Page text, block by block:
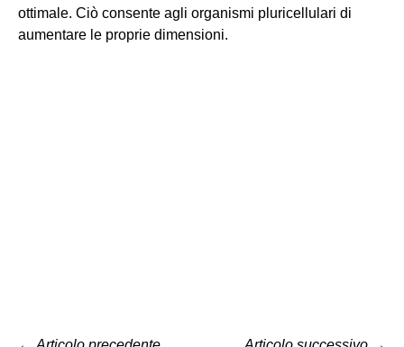
ottimale. Ciò consente agli organismi pluricellulari di
aumentare le proprie dimensioni.